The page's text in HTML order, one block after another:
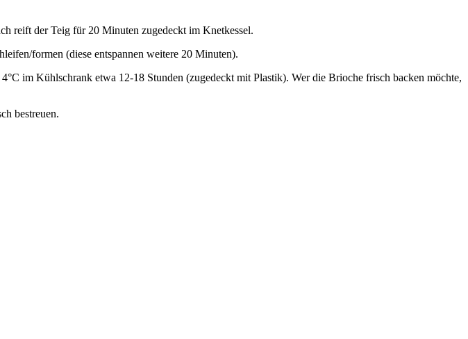
reift der Teig für 20 Minuten zugedeckt im Knetkessel.
formen (diese entspannen weitere 20 Minuten).
im Kühlschrank etwa 12-18 Stunden (zugedeckt mit Plastik). Wer die Brioche frisch backen möchte,
bestreuen.